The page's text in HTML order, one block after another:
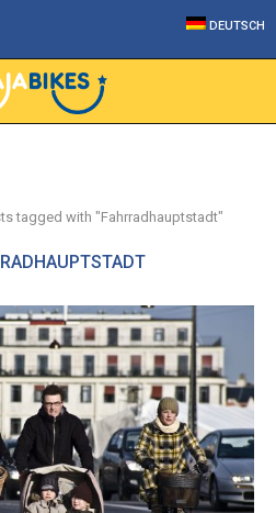
DEUTSCH
tagged with "Fahrradhauptstadt"